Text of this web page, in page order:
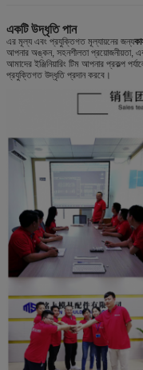
একটি উদ্ধৃতি পান
এর মূল্য এবং প্রযুক্তিগত মূল্যায়নের জন্য
আপনার অঙ্কন, সহনশীলতা প্রয়োজনীয়তা, এবং
আমাদের ইঞ্জিনিয়ারিং টিম আপনার প্রকল্প
প্রযুক্তিগত উদ্ধৃতি প্রদান করবে।